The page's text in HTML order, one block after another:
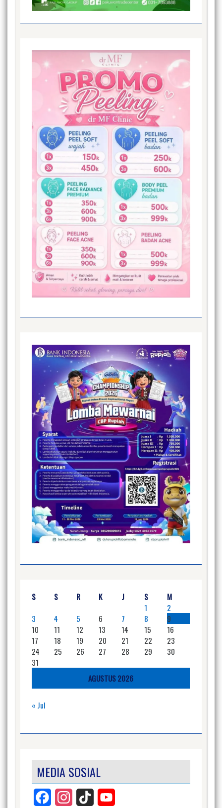
AGUSTUS 2026
S S R K J S
M
1
2
3
4 5 6 7 8
9
10
11 12 13 14 15
16
17
18 19 20 21 22
23
24
25 26 27 28 29
30
31
« Jul
MEDIA SOSIAL
Facebook InstagramTikTok